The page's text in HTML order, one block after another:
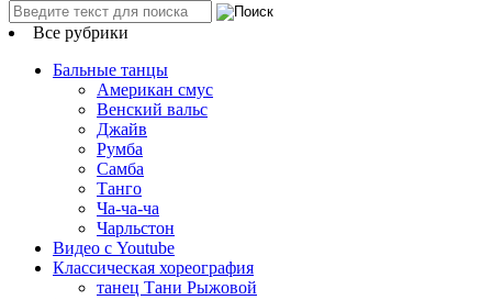
Все рубрики
Бальные танцы
Американ смус
Венский вальс
Джайв
Румба
Самба
Танго
Ча-ча-ча
Чарльстон
Видео с Youtube
Классическая хореография
танец Тани Рыжовой